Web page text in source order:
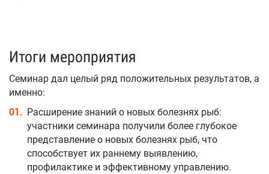
Итоги мероприятия
Семинар дал целый ряд положительных результатов, а
именно:
Расширение знаний о новых болезнях рыб:
участники семинара получили более глубокое
представление о новых болезнях рыб, что
способствует их раннему выявлению,
профилактике и эффективному управлению.